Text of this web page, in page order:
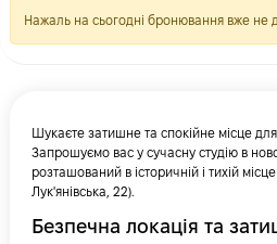
Нажаль на сьогодні бронювання вже не
Шукаєте затишне та спокійне місце
Запрошуємо вас у сучасну студію в
розташований в історичній і тихій
Лук'янівська, 22).
Безпечна локація та